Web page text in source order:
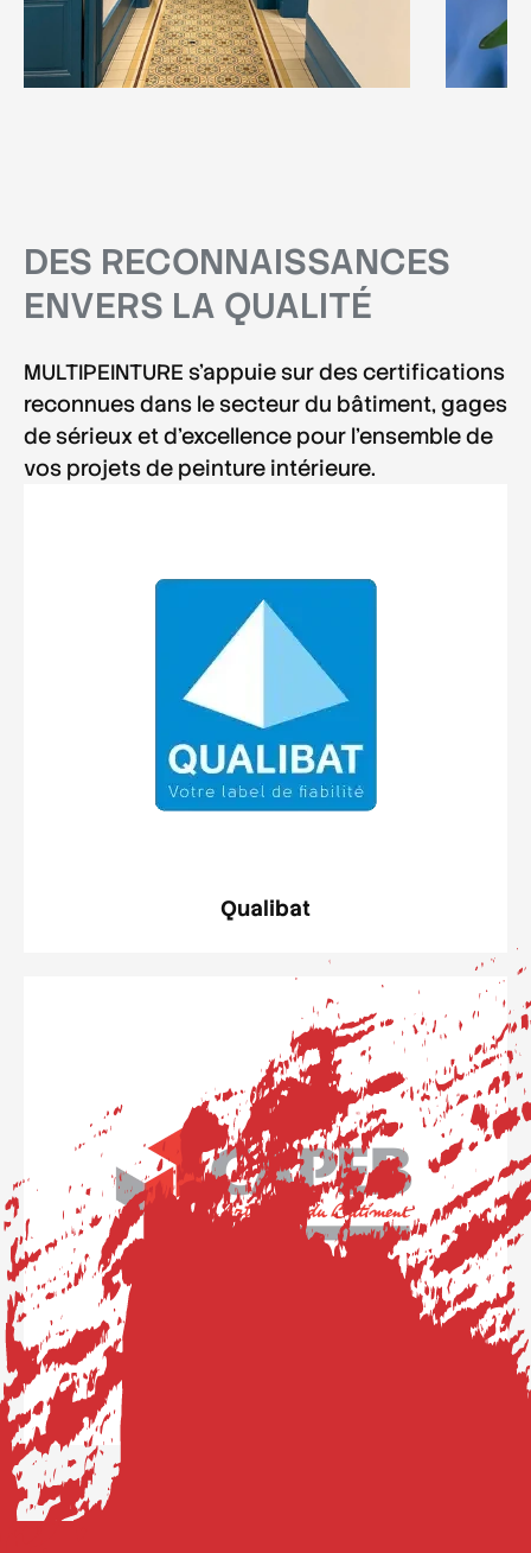
DES RECONNAISSANCES
ENVERS LA QUALITÉ
MULTIPEINTURE s'appuie sur des certifications
reconnues dans le secteur du bâtiment, gages
de sérieux et d'excellence pour l'ensemble de
vos projets de peinture intérieure.
Qualibat